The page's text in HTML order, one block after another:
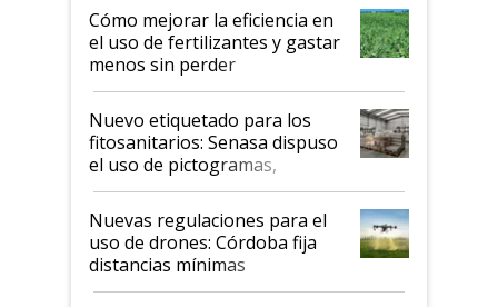
Cómo mejorar la eficiencia en
el uso de fertilizantes y gastar
menos sin perder
productividad en la campaña
fina
Nuevo etiquetado para los
fitosanitarios: Senasa dispuso
el uso de pictogramas,
palabras de advertencia e
indicaciones
Nuevas regulaciones para el
uso de drones: Córdoba fija
distancias mínimas